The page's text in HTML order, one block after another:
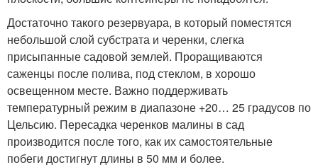
Достаточно такого резервуара, в который поместятся
небольшой слой субстрата и черенки, слегка
присыпанные садовой землей. Проращиваются
саженцы после полива, под стеклом, в хорошо
освещенном месте. Важно поддерживать
температурный режим в диапазоне +20… 25 градусов по
Цельсию. Пересадка черенков малины в сад
производится после того, как их самостоятельные
побеги достигнут длины в 50 мм и более.